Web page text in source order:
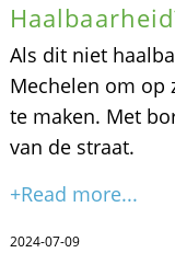
Als dit niet
Mechelen om op
te maken. Met
van de straat.
+Read more...
2024-07-09